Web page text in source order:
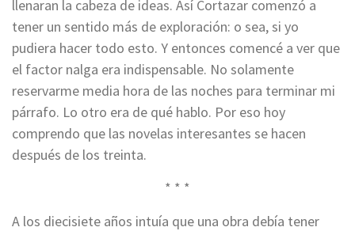
llenaran la cabeza de ideas. Así Cortazar comenzó a
tener un sentido más de exploración: o sea, si yo
pudiera hacer todo esto. Y entonces comencé a ver que
el factor nalga era indispensable. No solamente
reservarme media hora de las noches para terminar mi
párrafo. Lo otro era de qué hablo. Por eso hoy
comprendo que las novelas interesantes se hacen
después de los treinta.
* * *
A los diecisiete años intuía que una obra debía tener